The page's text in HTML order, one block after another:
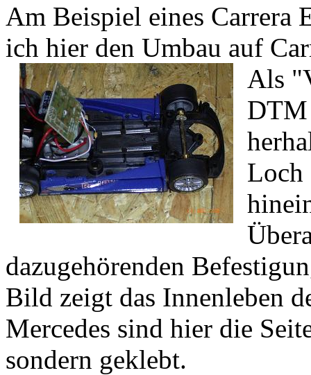
Am Beispiel eines
ich hier den Umbau auf
Als
DTM
Loch
dazugehörenden
Bild zeigt das Innenleben
Mercedes sind hier die
sondern geklebt.